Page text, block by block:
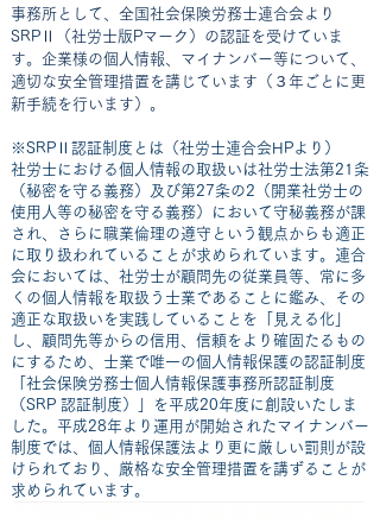
事務所として、全国社会保険労務士連合会より
SRPⅡ（社労士版Pマーク）の認証を受けていま
す。企業様の個人情報、マイナンバー等について、
適切な安全管理措置を講じています（３年ごとに更
新手続を行います）。
※SRPⅡ認証制度とは（社労士連合会HPより）
社労士における個人情報の取扱いは社労士法第21条
（秘密を守る義務）及び第27条の2（開業社労士の
使用人等の秘密を守る義務）において守秘義務が課
され、さらに職業倫理の遵守という観点からも適正
に取り扱われていることが求められています。連合
会においては、社労士が顧問先の従業員等、常に多
くの個人情報を取扱う士業であることに鑑み、その
適正な取扱いを実践していることを「見える化」
し、顧問先等からの信用、信頼をより確固たるもの
にするため、士業で唯一の個人情報保護の認証制度
「社会保険労務士個人情報保護事務所認証制度
（SRP 認証制度）」を平成20年度に創設いたしま
した。平成28年より運用が開始されたマイナンバー
制度では、個人情報保護法より更に厳しい罰則が設
けられており、厳格な安全管理措置を講ずることが
求められています。